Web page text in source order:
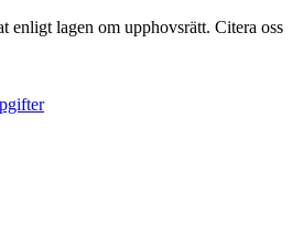
enligt lagen om upphovsrätt. Citera oss